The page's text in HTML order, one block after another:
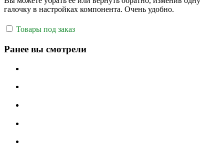
галочку в настройках компонента. Очень удобно.
Товары под заказ
Ранее вы смотрели